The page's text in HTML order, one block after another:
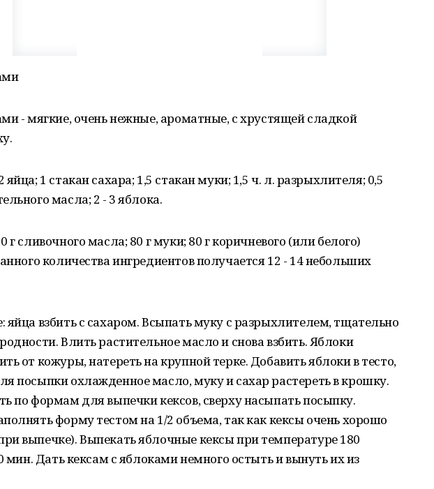
- мягкие, очень нежные, ароматные, с хрустящей сладкой
1 стакан сахара; 1,5 стакан муки; 1,5 ч. л. разрыхлителя; 0,5
масла; 2 - 3 яблока.
г сливочного масла; 80 г муки; 80 г коричневого (или белого)
количества ингредиентов получается 12 - 14 небольших
яйца взбить с сахаром. Всыпать муку с разрыхлителем, тщательно
Влить растительное масло и снова взбить. Яблоки
от кожуры, натереть на крупной терке. Добавить яблоки в тесто,
посыпки охлажденное масло, муку и сахар растереть в крошку.
по формам для выпечки кексов, сверху насыпать посыпку.
форму тестом на 1/2 объема, так как кексы очень хорошо
выпечке). Выпекать яблочные кексы при температуре 180
мин. Дать кексам с яблоками немного остыть и вынуть их из